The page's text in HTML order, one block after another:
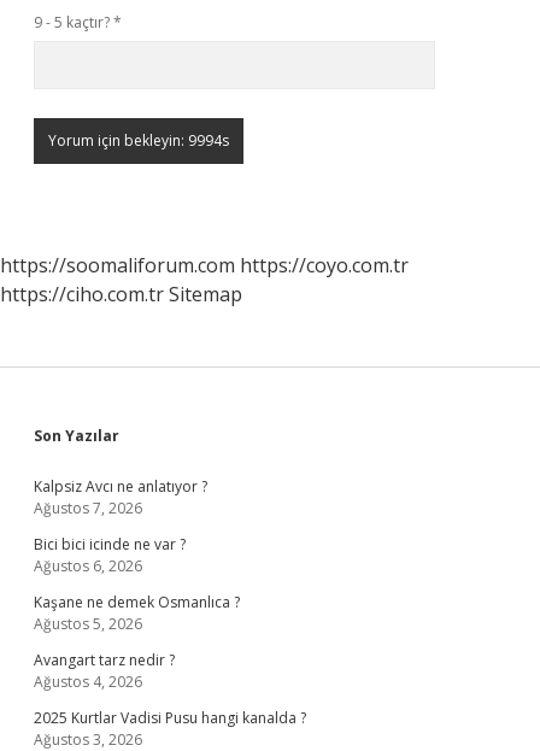
9 - 5 kaçtır?*
https://soomaliforum.com https://coyo.com.tr
https://ciho.com.trSitemap
Sidebar
Son Yazılar
Kalpsiz Avcı ne anlatıyor ?
Ağustos 7, 2026
Bici bici icinde ne var ?
Ağustos 6, 2026
Kaşane ne demek Osmanlıca ?
Ağustos 5, 2026
Avangart tarz nedir ?
Ağustos 4, 2026
2025 Kurtlar Vadisi Pusu hangi kanalda ?
Ağustos 3, 2026